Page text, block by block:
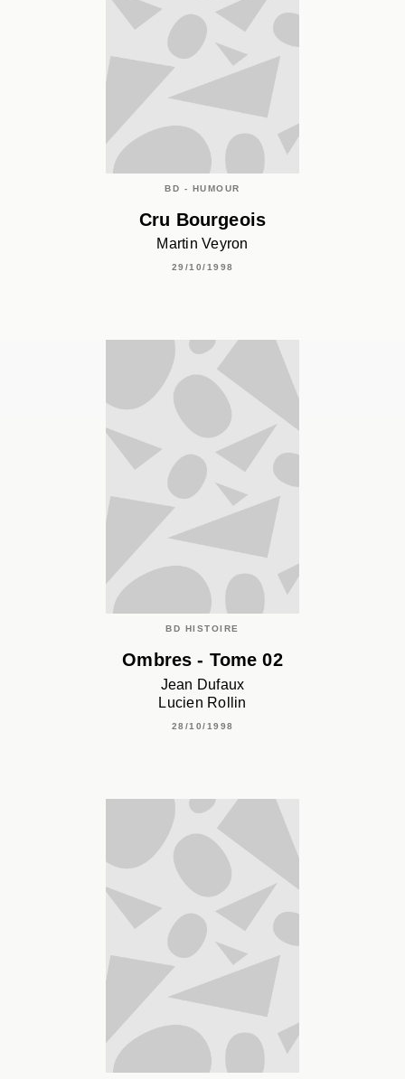
BD - HUMOUR
Cru Bourgeois
Martin Veyron
29/10/1998
BD HISTOIRE
Ombres - Tome 02
Jean Dufaux
Lucien Rollin
28/10/1998